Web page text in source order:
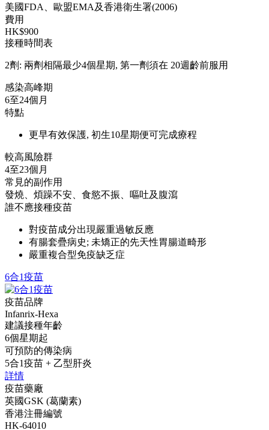
美國FDA、歐盟EMA及香港衛生署(2006)
費用
HK$900
接種時間表
2劑: 兩劑相隔最少4個星期, 第一劑須在 20週齡前服用
感染高峰期
6至24個月
特點
更早有效保護, 初生10星期便可完成療程
較高風險群
4至23個月
常見的副作用
發燒、煩躁不安、食慾不振、嘔吐及腹瀉
誰不應接種疫苗
對疫苗成分出現嚴重過敏反應
有腸套疊病史; 未矯正的先天性胃腸道畸形
嚴重複合型免疫缺乏症
6合1疫苗
疫苗品牌
Infanrix-Hexa
建議接種年齡
6個星期起
可預防的傳染病
5合1疫苗 + 乙型肝炎
詳情
疫苗藥廠
英國GSK (葛蘭素)
香港注冊編號
HK-64010